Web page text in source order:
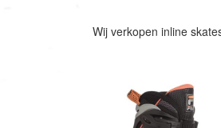
Wij verkopen inline